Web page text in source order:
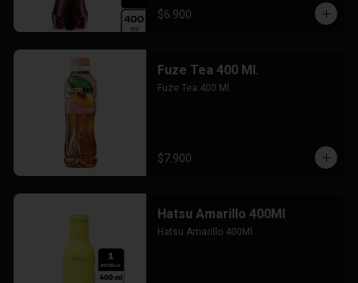
$6.900
Fuze Tea 400 Ml.
Fuze Tea 400 Ml.
$7.900
Hatsu Amarillo 400Ml
Hatsu Amarillo 400Ml